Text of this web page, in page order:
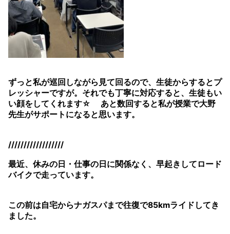
ずっと私が巡回しながら見て回るので、生徒からするとプ
レッシャーですが。それでも丁寧に対応すると、生徒もい
い顔をしてくれます☆ あと数回すると私が授業で大野
先生がサポートになると思います。
//////////////////
最近、休みの日・仕事の日に関係なく、早起きしてロード
バイクで走っています。
この前は自宅からナガスパまで往復で85kmライドしてき
ました。